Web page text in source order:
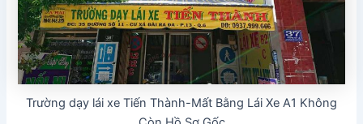
Trường dạy lái xe Tiến Thành-Mất Bằng Lái Xe A1 Không